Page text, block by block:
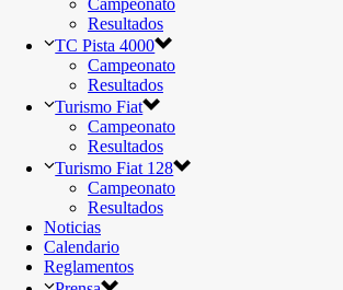
Campeonato
Resultados
TC Pista 4000
Campeonato
Resultados
Turismo Fiat
Campeonato
Resultados
Turismo Fiat 128
Campeonato
Resultados
Noticias
Calendario
Reglamentos